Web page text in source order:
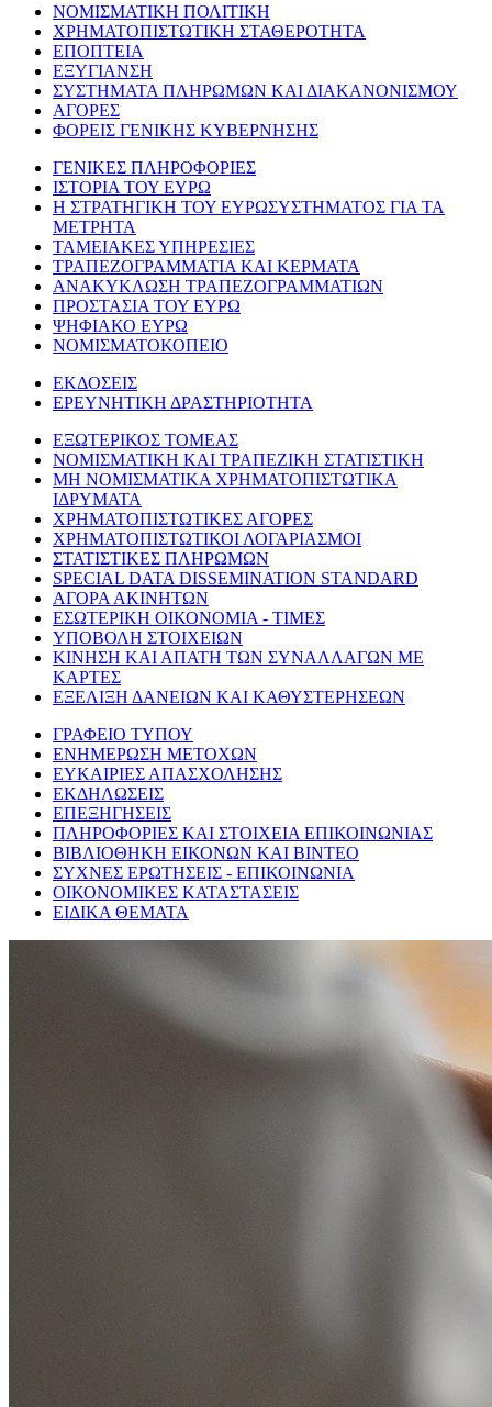
ΝΟΜΙΣΜΑΤΙΚΗ ΠΟΛΙΤΙΚΗ
ΧΡΗΜΑΤΟΠΙΣΤΩΤΙΚΗ ΣΤΑΘΕΡΟΤΗΤΑ
ΕΠΟΠΤΕΙΑ
ΕΞΥΓΙΑΝΣΗ
ΣΥΣΤΗΜΑΤΑ ΠΛΗΡΩΜΩΝ ΚΑΙ ΔΙΑΚΑΝΟΝΙΣΜΟΥ
ΑΓΟΡΕΣ
ΦΟΡΕΙΣ ΓΕΝΙΚΗΣ ΚΥΒΕΡΝΗΣΗΣ
ΓΕΝΙΚΕΣ ΠΛΗΡΟΦΟΡΙΕΣ
ΙΣΤΟΡΙΑ ΤΟΥ ΕΥΡΩ
Η ΣΤΡΑΤΗΓΙΚΗ ΤΟΥ ΕΥΡΩΣΥΣΤΗΜΑΤΟΣ ΓΙΑ ΤΑ
ΜΕΤΡΗΤΑ
ΤΑΜΕΙΑΚΕΣ ΥΠΗΡΕΣΙΕΣ
ΤΡΑΠΕΖΟΓΡΑΜΜΑΤΙΑ ΚΑΙ ΚΕΡΜΑΤΑ
ΑΝΑΚΥΚΛΩΣΗ ΤΡΑΠΕΖΟΓΡΑΜΜΑΤΙΩΝ
ΠΡΟΣΤΑΣΙΑ ΤΟΥ ΕΥΡΩ
ΨΗΦΙΑΚΟ ΕΥΡΩ
ΝΟΜΙΣΜΑΤΟΚΟΠΕΙΟ
ΕΚΔΟΣΕΙΣ
ΕΡΕΥΝΗΤΙΚΗ ΔΡΑΣΤΗΡΙΟΤΗΤΑ
ΕΞΩΤΕΡΙΚΟΣ ΤΟΜΕΑΣ
ΝΟΜΙΣΜΑΤΙΚΗ ΚΑΙ ΤΡΑΠΕΖΙΚΗ ΣΤΑΤΙΣΤΙΚΗ
ΜΗ ΝΟΜΙΣΜΑΤΙΚΑ ΧΡΗΜΑΤΟΠΙΣΤΩΤΙΚΑ
ΙΔΡΥΜΑΤΑ
ΧΡΗΜΑΤΟΠΙΣΤΩΤΙΚΕΣ ΑΓΟΡΕΣ
ΧΡΗΜΑΤΟΠΙΣΤΩΤΙΚΟΙ ΛΟΓΑΡΙΑΣΜΟΙ
ΣΤΑΤΙΣΤΙΚΕΣ ΠΛΗΡΩΜΩΝ
SPECIAL DATA DISSEMINATION STANDARD
ΑΓΟΡΑ ΑΚΙΝΗΤΩΝ
ΕΣΩΤΕΡΙΚΗ ΟΙΚΟΝΟΜΙΑ - ΤΙΜΕΣ
ΥΠΟΒΟΛΗ ΣΤΟΙΧΕΙΩΝ
ΚΙΝΗΣΗ ΚΑΙ ΑΠΑΤΗ ΤΩΝ ΣΥΝΑΛΛΑΓΩΝ ΜΕ
ΚΑΡΤΕΣ
ΕΞΕΛΙΞΗ ΔΑΝΕΙΩΝ ΚΑΙ ΚΑΘΥΣΤΕΡΗΣΕΩΝ
ΓΡΑΦΕΙΟ ΤΥΠΟΥ
ΕΝΗΜΕΡΩΣΗ ΜΕΤΟΧΩΝ
ΕΥΚΑΙΡΙΕΣ ΑΠΑΣΧΟΛΗΣΗΣ
ΕΚΔΗΛΩΣΕΙΣ
ΕΠΕΞΗΓΗΣΕΙΣ
ΠΛΗΡΟΦΟΡΙΕΣ ΚΑΙ ΣΤΟΙΧΕΙΑ ΕΠΙΚΟΙΝΩΝΙΑΣ
ΒΙΒΛΙΟΘΗΚΗ ΕΙΚΟΝΩΝ ΚΑΙ ΒΙΝΤΕΟ
ΣΥΧΝΕΣ ΕΡΩΤΗΣΕΙΣ - ΕΠΙΚΟΙΝΩΝΙΑ
ΟΙΚΟΝΟΜΙΚΕΣ ΚΑΤΑΣΤΑΣΕΙΣ
ΕΙΔΙΚΑ ΘΕΜΑΤΑ